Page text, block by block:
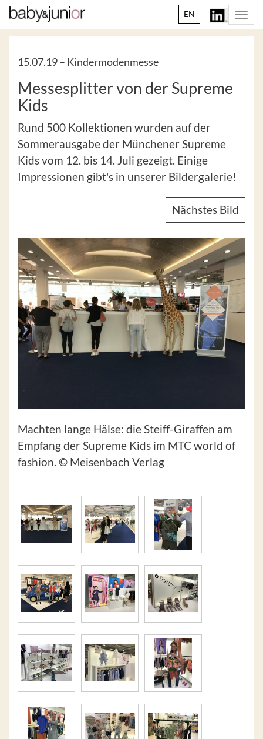
EN
15.07.19 – Kindermodenmesse
Messesplitter von der Supreme
Kids
Rund 500 Kollektionen wurden auf der
Sommerausgabe der Münchener Supreme
Kids vom 12. bis 14. Juli gezeigt. Einige
Impressionen gibt's in unserer Bildergalerie!
Nächstes Bild
Machten lange Hälse: die Steiff-Giraffen am
Empfang der Supreme Kids im MTC world of
fashion. © Meisenbach Verlag